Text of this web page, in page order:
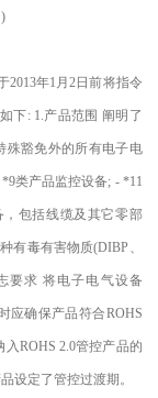
2013年1月2日前将指令
下: 1.产品范围 阐明了
殊豁免外的所有电子电
类产品监控设备; - *11
包括线缆及其它零部
有毒有害物质(DIBP、
要求 将电子电气设备
应确保产品符合ROHS
ROHS 2.0管控产品的
设定了管控过渡期。